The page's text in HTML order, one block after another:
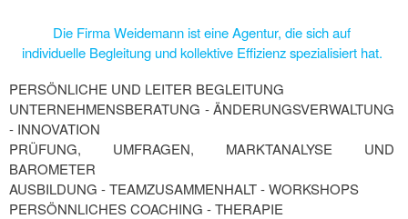
Die Firma Weidemann ist eine Agentur, die sich auf
individuelle Begleitung und kollektive Effizienz spezialisiert hat.
PERSÖNLICHE UND LEITER BEGLEITUNG
UNTERNEHMENSBERATUNG - ÄNDERUNGSVERWALTUNG
- INNOVATION
PRÜFUNG, UMFRAGEN, MARKTANALYSE UND
BAROMETER
AUSBILDUNG - TEAMZUSAMMENHALT - WORKSHOPS
PERSÖNNLICHES COACHING - THERAPIE